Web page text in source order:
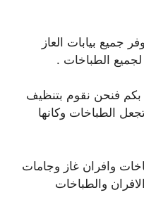
جميع بيابات العاز
لجميع الطباخات .
بكم فنحن نقوم بتنظيف
الطباخات وكانها
وافران غاز وجامات
والطباخات